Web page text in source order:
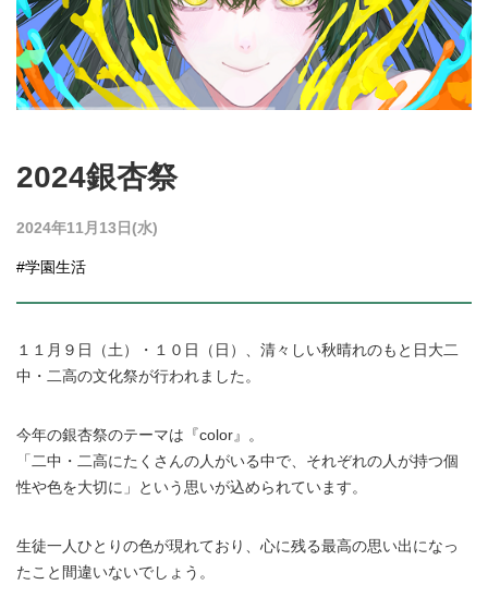
2024銀杏祭
2024年11月13日(水)
#学園生活
１１月９日（土）・１０日（日）、 清々しい秋晴れのもと 日大二
中・二高の文化祭が行われました。
今年の銀杏祭のテーマは『color』。
「二中・二高にたくさんの人がいる中で、それぞれの人が持つ個
性や色を大切に」という思いが込められています。
生徒一人ひとりの色が現れており、心に残る最高の思い出になっ
たこと間違いないでしょう。